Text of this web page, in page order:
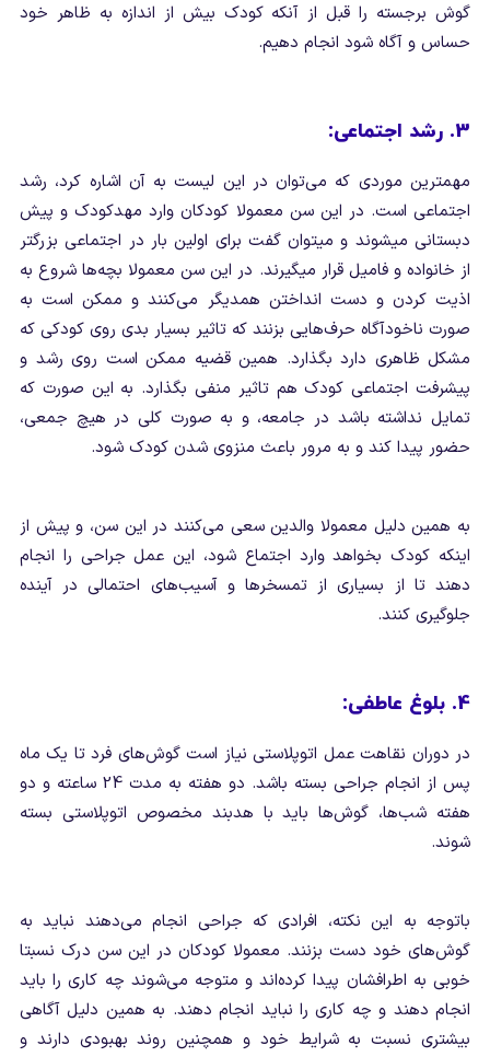
گوش برجسته را قبل از آنکه کودک بیش از اندازه به ظاهر خود
حساس و آگاه شود انجام دهیم.
3. رشد اجتماعی:
مهم‎ترین موردی که می‌توان در این لیست به آن اشاره کرد، رشد
اجتماعی است. در این سن معمولا کودکان وارد مهدکودک و پیش
دبستانی می‎شوند و می‎توان گفت برای اولین بار در اجتماعی بزرگتر
از خانواده و فامیل قرار می‎گیرند. در این سن معمولا بچه‌ها شروع به
اذیت کردن و دست انداختن همدیگر می‌کنند و ممکن است به
صورت ناخودآگاه حرف‌هایی بزنند که تاثیر بسیار بدی روی کودکی که
مشکل ظاهری دارد بگذارد. همین قضیه ممکن است روی رشد و
پیشرفت اجتماعی کودک هم تاثیر منفی بگذارد. به این صورت که
تمایل نداشته باشد در جامعه، و به صورت کلی در هیچ جمعی،
حضور پیدا کند و به مرور باعث منزوی شدن کودک شود.
به همین دلیل معمولا والدین سعی می‌کنند در این سن، و پیش از
اینکه کودک بخواهد وارد اجتماع شود، این عمل جراحی را انجام
دهند تا از بسیاری از تمسخرها و آسیب‌های احتمالی در آینده
جلوگیری کنند.
4. بلوغ عاطفی:
در دوران نقاهت عمل اتوپلاستی نیاز است گوش‌های فرد تا یک ماه
پس از انجام جراحی بسته باشد. دو هفته به مدت 24 ساعته و دو
هفته شب‌ها، گوش‌ها باید با هدبند مخصوص اتوپلاستی بسته
شوند.
باتوجه به این نکته، افرادی که جراحی انجام می‌دهند نباید به
گوش‌های خود دست بزنند. معمولا کودکان در این سن درک نسبتا
خوبی به اطرافشان پیدا کرده‌اند و متوجه می‌شوند چه کاری را باید
انجام دهند و چه کاری را نباید انجام دهند. به همین دلیل آگاهی
بیشتری نسبت به شرایط خود و همچنین روند بهبودی دارند و